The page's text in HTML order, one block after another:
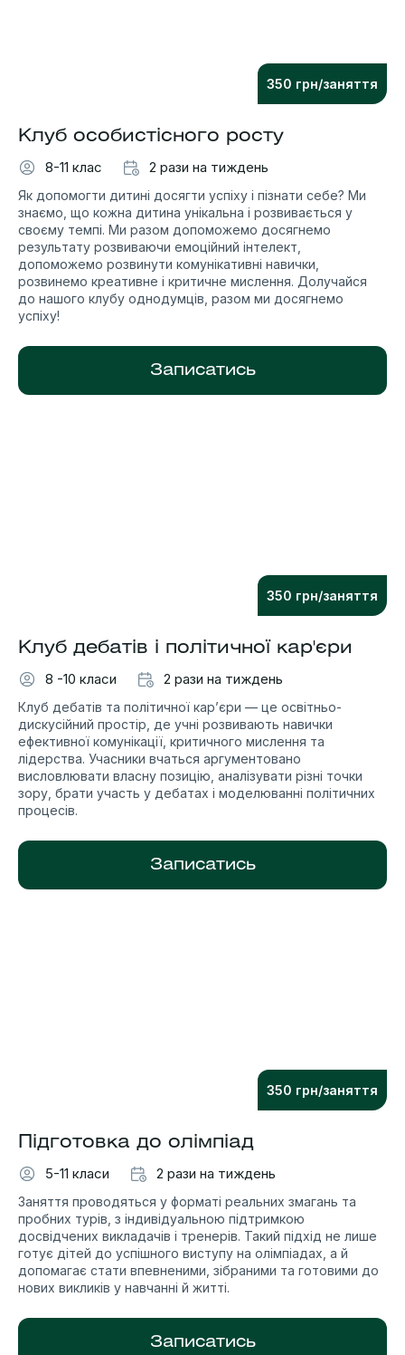
350 грн/заняття
Клуб особистісного росту
8-11 клас
2 рази на тиждень
Як допомогти дитині досягти успіху і пізнати себе? Ми
знаємо, що кожна дитина унікальна і розвивається у
своєму темпі. Ми разом допоможемо досягнемо
результату розвиваючи емоційний інтелект,
допоможемо розвинути комунікативні навички,
розвинемо креативне і критичне мислення. Долучайся
до нашого клубу однодумців, разом ми досягнемо
успіху!
Записатись
350 грн/заняття
Клуб дебатів і політичної кар'єри
8 -10 класи
2 рази на тиждень
Клуб дебатів та політичної кар’єри — це освітньо-
дискусійний простір, де учні розвивають навички
ефективної комунікації, критичного мислення та
лідерства. Учасники вчаться аргументовано
висловлювати власну позицію, аналізувати різні точки
зору, брати участь у дебатах і моделюванні політичних
процесів.
Записатись
350 грн/заняття
Підготовка до олімпіад
5-11 класи
2 рази на тиждень
Заняття проводяться у форматі реальних змагань та
пробних турів, з індивідуальною підтримкою
досвідчених викладачів і тренерів. Такий підхід не лише
готує дітей до успішного виступу на олімпіадах, а й
допомагає стати впевненими, зібраними та готовими до
нових викликів у навчанні й житті.
Записатись